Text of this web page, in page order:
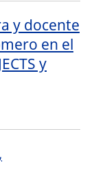
y docente
en el
y